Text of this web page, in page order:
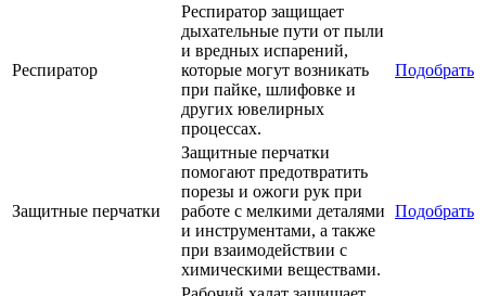
Респиратор
Респиратор защищает
дыхательные пути от пыли
и вредных испарений,
которые могут возникать
при пайке, шлифовке и
других ювелирных
процессах.
Подобрать
Защитные перчатки
Защитные перчатки
помогают предотвратить
порезы и ожоги рук при
работе с мелкими деталями
и инструментами, а также
при взаимодействии с
химическими веществами.
Подобрать